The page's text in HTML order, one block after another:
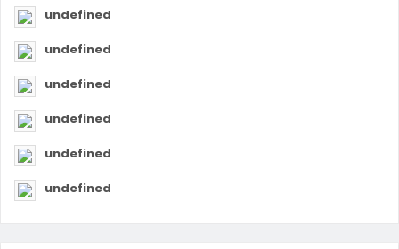
undefined
undefined
undefined
undefined
undefined
undefined